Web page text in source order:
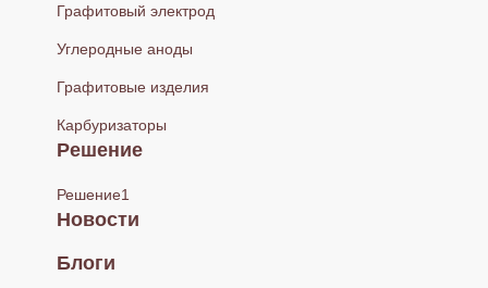
Графитовый электрод
Углеродные аноды
Графитовые изделия
Карбуризаторы
Решение
Решение1
Новости
Блоги